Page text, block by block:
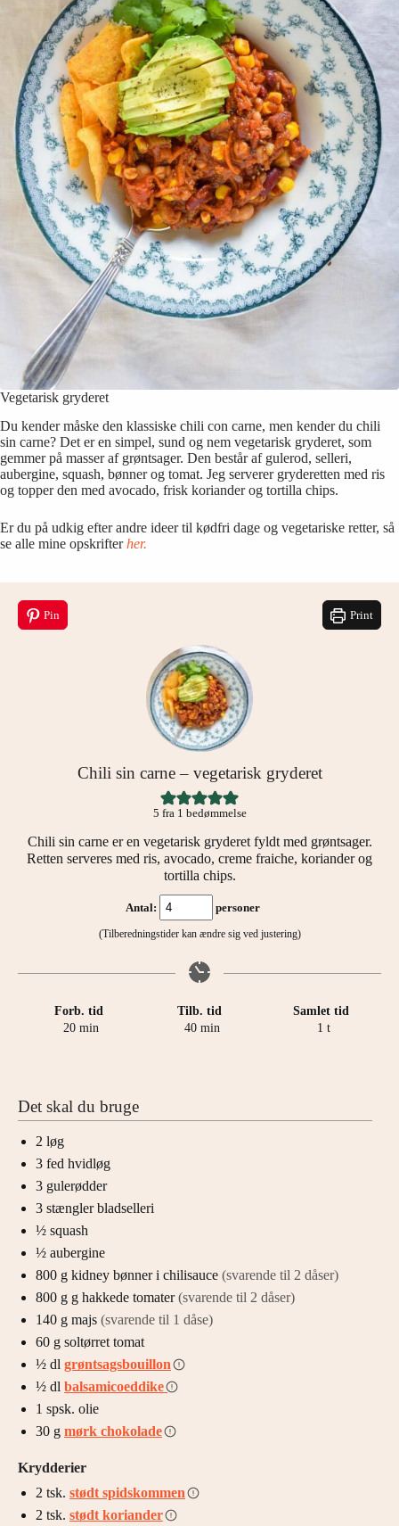
Vegetarisk gryderet
Du kender måske den klassiske chili con carne, men kender du chili
sin carne? Det er en simpel, sund og nem vegetarisk gryderet, som
gemmer på masser af grøntsager. Den består af gulerod, selleri,
aubergine, squash, bønner og tomat. Jeg serverer gryderetten med ris
og topper den med avocado, frisk koriander og tortilla chips.
Er du på udkig efter andre ideer til kødfri dage og vegetariske retter, så
se alle mine opskrifterher.
Pin Print
Chili sin carne – vegetarisk gryderet
5 fra 1 bedømmelse
Chili sin carne er en vegetarisk gryderet fyldt med grøntsager.
Retten serveres med ris, avocado, creme fraiche, koriander og
tortilla chips.
Antal: personer
(Tilberedningstider kan ændre sig ved justering)
Forb. tid
20minutter
min
Tilb. tid
40minutter
min
Samlet tid
1 time
t
Det skal du bruge
2 løg
3 fed hvidløg
3 gulerødder
3 stængler bladselleri
½ squash
½ aubergine
800 g kidney bønner i chilisauce (svarende til 2 dåser)
800 g g hakkede tomater (svarende til 2 dåser)
140 g majs (svarende til 1 dåse)
60 g soltørret tomat
½ dl grøntsagsbouillon
½ dl balsamicoeddike
1 spsk. olie
30 g mørk chokolade
Krydderier
2 tsk. stødt spidskommen
2 tsk. stødt koriander